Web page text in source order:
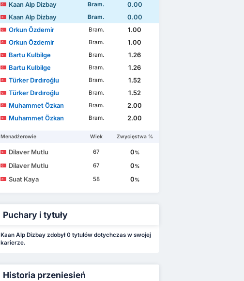
Kaan Alp Dizbay Bram.
0.00
Kaan Alp Dizbay
Bram.
0.00
Orkun Özdemir
Bram.
1.00
Orkun Özdemir
Bram.
1.00
Bartu Kulbilge
Bram.
1.26
Bartu Kulbilge
Bram.
1.26
Türker Dırdıroğlu
Bram.
1.52
Türker Dırdıroğlu
Bram.
1.52
Muhammet Özkan
Bram.
2.00
Muhammet Özkan
Bram. 2.00
Menadżerowie Wiek Zwycięstwa %
Dilaver Mutlu 67 0%
Dilaver Mutlu 67 0%
Suat Kaya 58 0%
Puchary i tytuły
Kaan Alp Dizbay zdobył 0 tytułów dotychczas w swojej
karierze.
Historia przeniesień